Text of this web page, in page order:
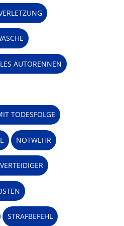
AUTORENNEN
TODESFOLGE
NOTWEHR
STRAFBEFEHL